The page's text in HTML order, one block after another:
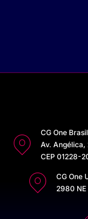
CG One Brasil
Av. Angélica,
CEP 01228-
CG One
2980 NE